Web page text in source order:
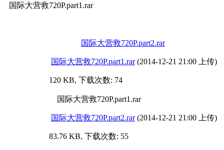
国际大营救720P.part1.rar
国际大营救720P.part2.rar
国际大营救720P.part1.rar (2014-12-21 21:00 上传)
120 KB, 下载次数: 74
国际大营救720P.part1.rar
国际大营救720P.part2.rar (2014-12-21 21:00 上传)
83.76 KB, 下载次数: 55